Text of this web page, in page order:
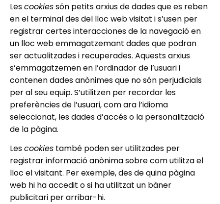
Lescookiessón petits arxius de dades que es reben
en el terminal des del lloc web visitat i s’usen per
registrar certes interacciones de la navegació en
un lloc web emmagatzemant dades que podran
ser actualitzades i recuperades. Aquests arxius
s’emmagatzemen en l’ordinador de l’usuari i
contenen dades anònimes que no són perjudicials
per al seu equip. S’utilitzen per recordar les
preferències de l’usuari, com ara l’idioma
seleccionat, les dades d’accés o la personalització
de la pàgina.
Lescookies també poden ser utilitzades per
registrar informació anònima sobre com utilitza el
lloc el visitant. Per exemple, des de quina pàgina
web hi ha accedit o si ha utilitzat un bàner
publicitari per arribar-hi.